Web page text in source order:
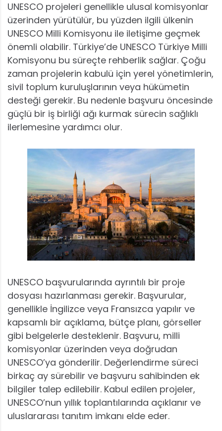
UNESCO projeleri genellikle ulusal komisyonlar
üzerinden yürütülür, bu yüzden ilgili ülkenin
UNESCO Milli Komisyonu ile iletişime geçmek
önemli olabilir. Türkiye’de UNESCO Türkiye Milli
Komisyonu bu süreçte rehberlik sağlar. Çoğu
zaman projelerin kabulü için yerel yönetimlerin,
sivil toplum kuruluşlarının veya hükümetin
desteği gerekir. Bu nedenle başvuru öncesinde
güçlü bir iş birliği ağı kurmak sürecin sağlıklı
ilerlemesine yardımcı olur.
UNESCO başvurularında ayrıntılı bir proje
dosyası hazırlanması gerekir. Başvurular,
genellikle İngilizce veya Fransızca yapılır ve
kapsamlı bir açıklama, bütçe planı, görseller
gibi belgelerle desteklenir. Başvuru, milli
komisyonlar üzerinden veya doğrudan
UNESCO’ya gönderilir. Değerlendirme süreci
birkaç ay sürebilir ve başvuru sahibinden ek
bilgiler talep edilebilir. Kabul edilen projeler,
UNESCO’nun yıllık toplantılarında açıklanır ve
uluslararası tanıtım imkanı elde eder.